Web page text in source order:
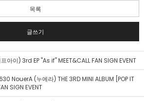
목록
글쓰기
아이) 3rd EP "As if" MEET&CALL FAN SIGN EVENT
NouerA (누에라) THE 3RD MINI ALBUM [POP IT
SIGN EVENT